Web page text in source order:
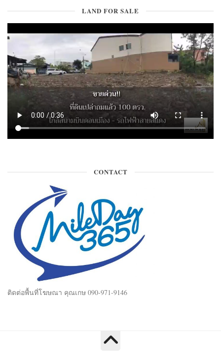
LAND FOR SALE
CONTACT
ติดต่อพื้นที่โฆษณา คุณเกษ 090-971-9146